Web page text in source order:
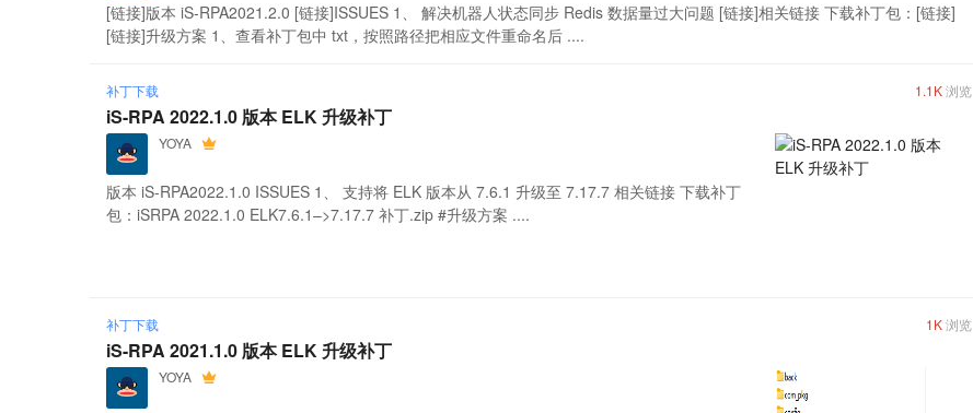
[链接]版本 iS-RPA2021.2.0 [链接]ISSUES 1、 解决机器人状态同步 Redis 数据量过大问题 [链接]相关链接 下载补丁包：[链接]
[链接]升级方案 1、查看补丁包中 txt，按照路径把相应文件重命名后 ....
补丁下载 1.1K浏览
iS-RPA 2022.1.0 版本 ELK 升级补丁
YOYA
版本 iS-RPA2022.1.0 ISSUES 1、 支持将 ELK 版本从 7.6.1 升级至 7.17.7 相关链接 下载补丁
包：iSRPA 2022.1.0 ELK7.6.1–>7.17.7 补丁.zip #升级方案 ....
补丁下载 1K浏览
iS-RPA 2021.1.0 版本 ELK 升级补丁
YOYA